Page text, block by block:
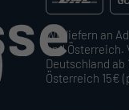
Wir liefern an
und
Deutschland ab
Österreich 15€